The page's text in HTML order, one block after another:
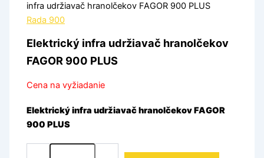
infra udržiavač hranolčekov FAGOR 900 PLUS
Rada 900
Elektrický infra udržiavač hranolčekov
FAGOR 900 PLUS
Cena na vyžiadanie
Elektrický infra udržiavač hranolčekov FAGOR
900 PLUS